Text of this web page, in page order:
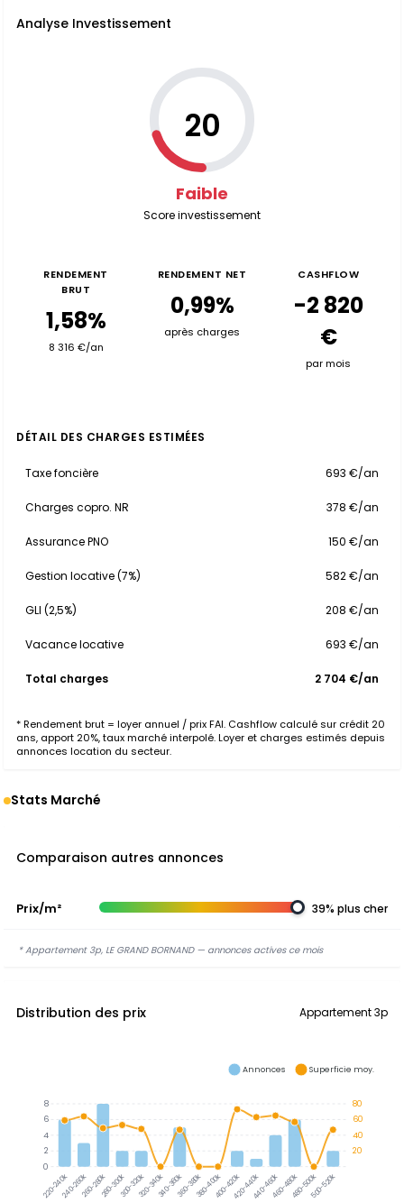
Analyse Investissement
20
Faible
Score investissement
RENDEMENT
BRUT
1,58%
8 316 €/an
RENDEMENT NET
0,99%
après charges
CASHFLOW
-2 820
€
par mois
DÉTAIL DES CHARGES ESTIMÉES
Taxe foncière 693 €/an
Charges copro. NR 378 €/an
Assurance PNO 150 €/an
Gestion locative (7%) 582 €/an
GLI (2,5%) 208 €/an
Vacance locative 693 €/an
Total charges 2 704 €/an
* Rendement brut = loyer annuel / prix FAI. Cashflow calculé sur crédit 20
ans, apport 20%, taux marché interpolé. Loyer et charges estimés depuis
annonces location du secteur.
Stats Marché
Comparaison autres annonces
Prix/m² 39% plus cher
* Appartement 3p, LE GRAND BORNAND — annonces actives ce mois
Distribution des prix Appartement 3p
220-240k240-260k260-280k280-300k300-320k320-340k340-360k360-380k380-400k400-420k420-440k440-460k460-480k480-500k500-520k
80
60
40
20
8
6
4
2
0
Annonces Superficie moy.